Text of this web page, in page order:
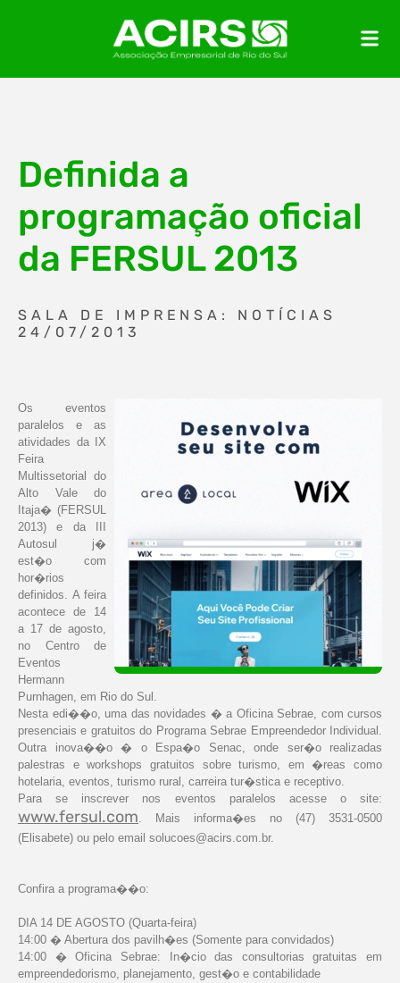
Definida a
programação oficial
da FERSUL 2013
SALA DE IMPRENSA: NOTÍCIAS
24/07/2013
Os eventos
paralelos e as
atividades da IX
Feira
Multissetorial do
Alto Vale do
Itaja� (FERSUL
2013) e da III
Autosul j�
est�o com
hor�rios
definidos. A feira
acontece de 14
a 17 de agosto,
no Centro de
Eventos
Hermann
Purnhagen, em Rio do Sul.
Nesta edi��o, uma das novidades � a Oficina Sebrae, com cursos
presenciais e gratuitos do Programa Sebrae Empreendedor Individual.
Outra inova��o � o Espa�o Senac, onde ser�o realizadas
palestras e workshops gratuitos sobre turismo, em �reas como
hotelaria, eventos, turismo rural, carreira tur�stica e receptivo.
Para se inscrever nos eventos paralelos acesse o site:
www.fersul.com. Mais informa�es no (47) 3531-0500
(Elisabete) ou pelo email solucoes@acirs.com.br.
Confira a programa��o:
DIA 14 DE AGOSTO (Quarta-feira)
14:00 � Abertura dos pavilh�es (Somente para convidados)
14:00 � Oficina Sebrae: In�cio das consultorias gratuitas em
empreendedorismo, planejamento, gest�o e contabilidade